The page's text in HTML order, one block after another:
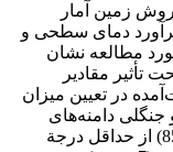
زمین آمار
دمای سطحی و
مطالعه نشان
مقادیر
در تعیین میزان
دامنه‌های
شمالی البرز با بیشترین مقدار سبزینگی (85/0) از حداقل درجة